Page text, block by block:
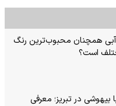
آبی همچنان محبوب‌ترین رنگ
است؟
بیهوشی در تبریز؛ معرفی